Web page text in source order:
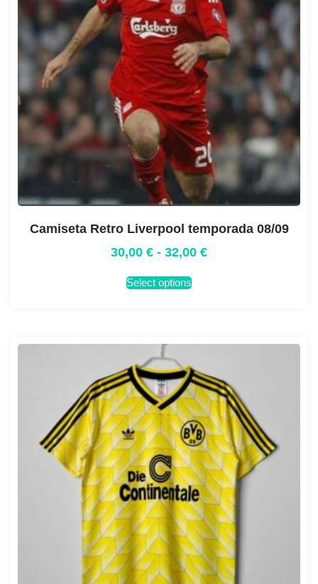
Camiseta Retro Liverpool temporada 08/09
30,00 € - 32,00 €
Select options